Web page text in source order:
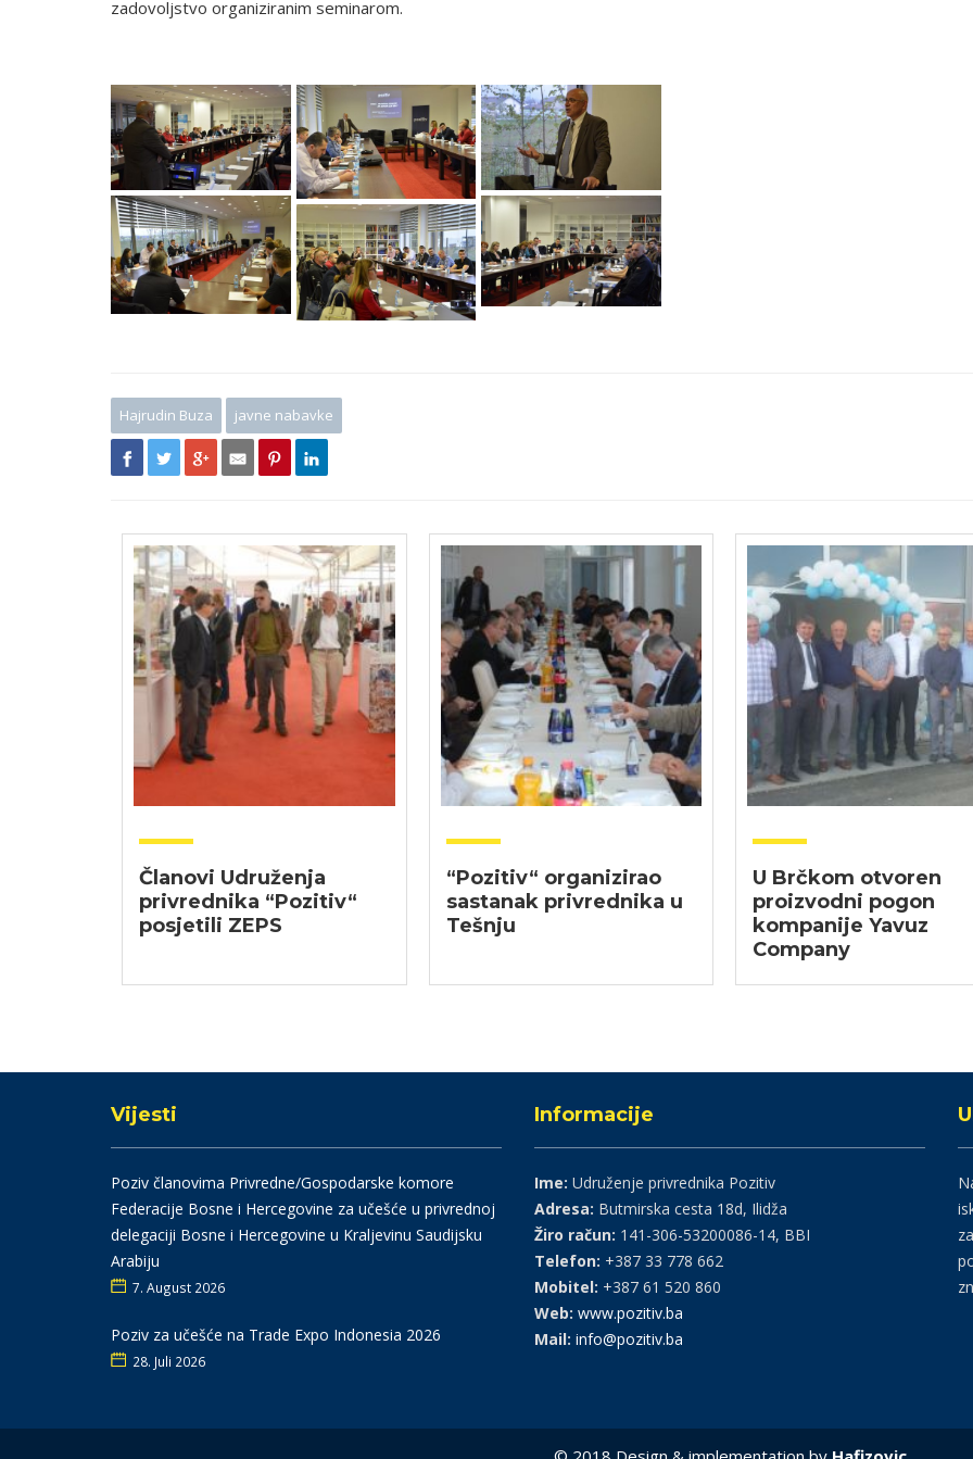
zadovoljstvo organiziranim seminarom.
Hajrudin Buza javne nabavke
Članovi Udruženja
privrednika “Pozitiv“
posjetili ZEPS
“Pozitiv“ organizirao
sastanak privrednika u
Tešnju
U Brčkom otvoren
proizvodni pogon
kompanije Yavuz
Company
Vijesti
Poziv članovima Privredne/Gospodarske komore
Federacije Bosne i Hercegovine za učešće u privrednoj
delegaciji Bosne i Hercegovine u Kraljevinu Saudijsku
Arabiju
7. August 2026
Poziv za učešće na Trade Expo Indonesia 2026
28. Juli 2026
Informacije
Ime: Udruženje privrednika Pozitiv
Adresa: Butmirska cesta 18d, Ilidža
Žiro račun: 141-306-53200086-14, BBI
Telefon: +387 33 778 662
Mobitel: +387 61 520 860
Web: www.pozitiv.ba
Mail: info@pozitiv.ba